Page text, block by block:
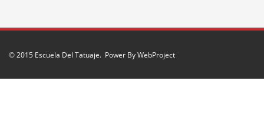
© 2015 Escuela Del Tatuaje. Power By WebProject